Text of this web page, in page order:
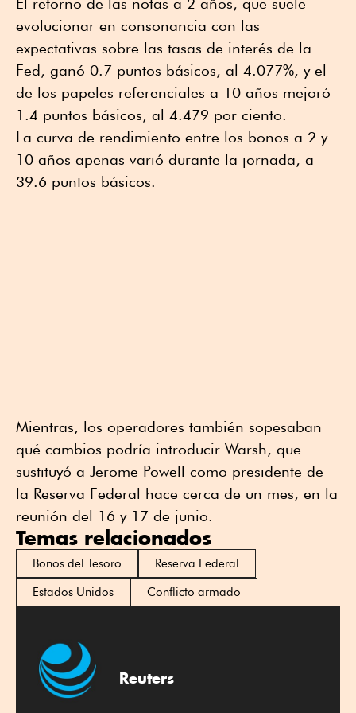
El retorno de las notas a 2 años, que suele
evolucionar en consonancia con las
expectativas sobre las tasas de interés de la
Fed, ganó 0.7 puntos básicos, al 4.077%, y el
de los papeles referenciales a 10 años mejoró
1.4 puntos básicos, al 4.479 por ciento.
La curva de rendimiento entre los bonos a 2 y
10 años apenas varió durante la jornada, a
39.6 puntos básicos.
Mientras, los operadores también sopesaban
qué cambios podría introducir Warsh, que
sustituyó a Jerome Powell como presidente de
la Reserva Federal hace cerca de un mes, en la
reunión del 16 y 17 de junio.
Temas relacionados
Bonos del Tesoro
Reserva Federal
Estados Unidos
Conflicto armado
Reuters